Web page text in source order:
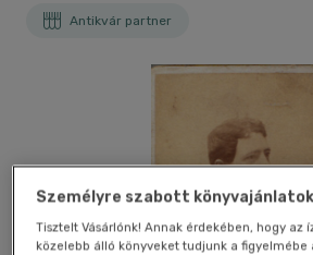
Antikvár partner
Személyre szabott
Tisztelt Vásárlónk! Annak érdekében, hogy az
közelebb álló könyveket tudjunk a figyelmébe